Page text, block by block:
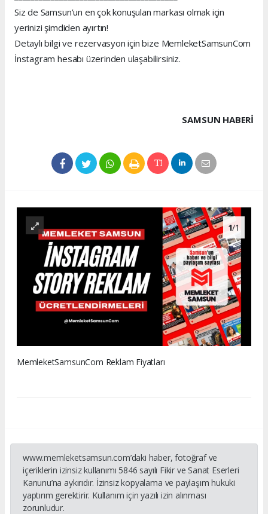
Siz de Samsun’un en çok konuşulan markası olmak için
yerinizi şimdiden ayırtın!
Detaylı bilgi ve rezervasyon için bize MemleketSamsunCom
İnstagram hesabı üzerinden ulaşabilirsiniz.
SAMSUN HABERİ
1/1
MemleketSamsunCom Reklam Fiyatları
www.memleketsamsun.com’daki haber, fotoğraf ve
içeriklerin izinsiz kullanımı 5846 sayılı Fikir ve Sanat Eserleri
Kanunu’na aykırıdır. İzinsiz kopyalama ve paylaşım hukuki
yaptırım gerektirir. Kullanım için yazılı izin alınması
zorunludur.